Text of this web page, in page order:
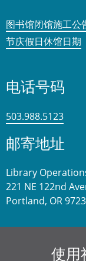
图书馆闭馆施工公
节庆假日休馆日期
电话号码
503.988.5123
邮寄地址
Library
221 NE 122nd
Portland, OR
使用